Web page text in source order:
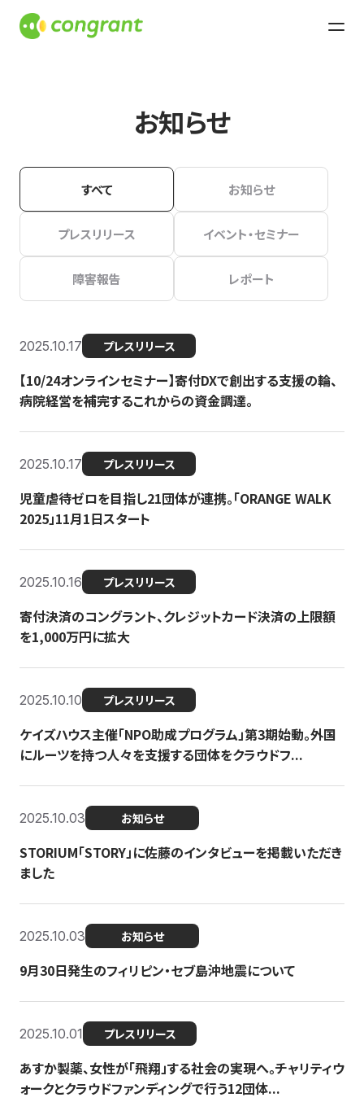
お知らせ
すべて お知らせ
プレスリリース イベント・セミナー
障害報告 レポート
2025.10.17 プレスリリース
【10/24オンラインセミナー】寄付DXで創出する支援の輪、
病院経営を補完するこれからの資金調達。
2025.10.17 プレスリリース
児童虐待ゼロを目指し21団体が連携。「ORANGE WALK
2025」11月1日スタート
2025.10.16 プレスリリース
寄付決済のコングラント、クレジットカード決済の上限額
を1,000万円に拡大
2025.10.10 プレスリリース
ケイズハウス主催「NPO助成プログラム」第3期始動。外国
にルーツを持つ人々を支援する団体をクラウドフ...
2025.10.03 お知らせ
STORIUM「STORY」に佐藤のインタビューを掲載いただき
ました
2025.10.03 お知らせ
9月30日発生のフィリピン・セブ島沖地震について
2025.10.01 プレスリリース
あすか製薬、女性が「飛翔」する社会の実現へ。チャリティウ
ォークとクラウドファンディングで行う12団体...